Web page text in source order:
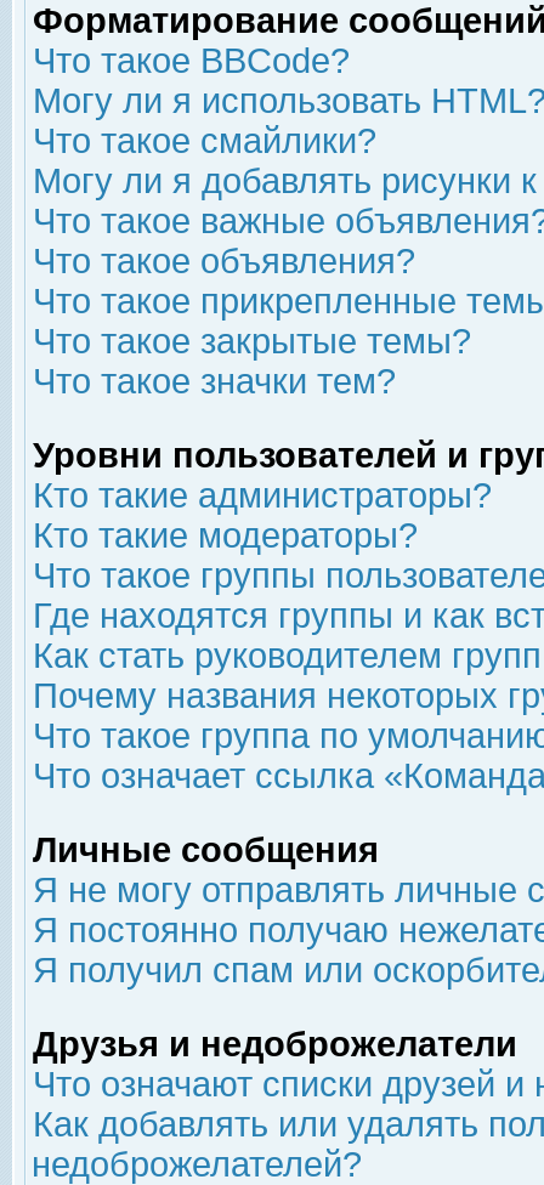
Форматирование
Что такое BBCode?
Могу ли я использовать
Что такое смайлики?
Могу ли я добавлять рисунки
Что такое важные
Что такое объявления?
Что такое прикрепленные
Что такое закрытые темы?
Что такое значки тем?
Уровни пользователей и
Кто такие администраторы?
Кто такие модераторы?
Что такое группы
Где находятся группы и как
Как стать руководителем
Почему названия некоторых
Что такое группа по
Что означает ссылка
Личные сообщения
Я не могу отправлять личные
Я постоянно получаю
Я получил спам или
Друзья и недоброжелатели
Что означают списки друзей
Как добавлять или удалять
недоброжелателей?